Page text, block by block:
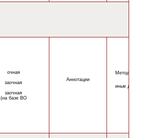
очная
заочная
заочная
(на базе ВО
Аннотации
иные